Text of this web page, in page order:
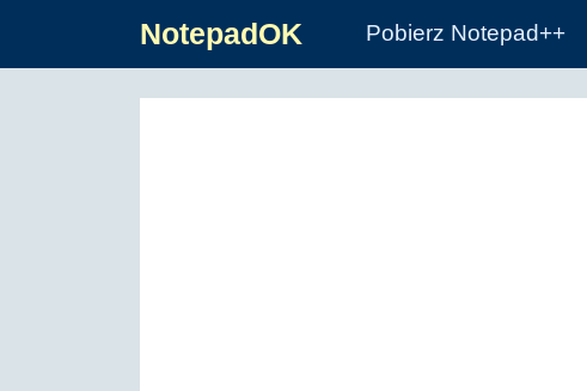
NotepadOK Pobierz Notepad++